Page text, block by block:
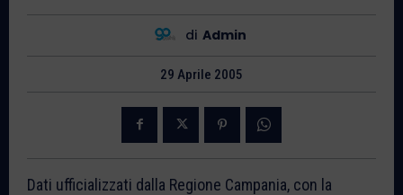
di Admin
29 Aprile 2005
Dati ufficializzati dalla Regione Campania, con la